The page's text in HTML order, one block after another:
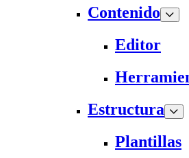
Contenido
Editor
Estructura
Plantillas